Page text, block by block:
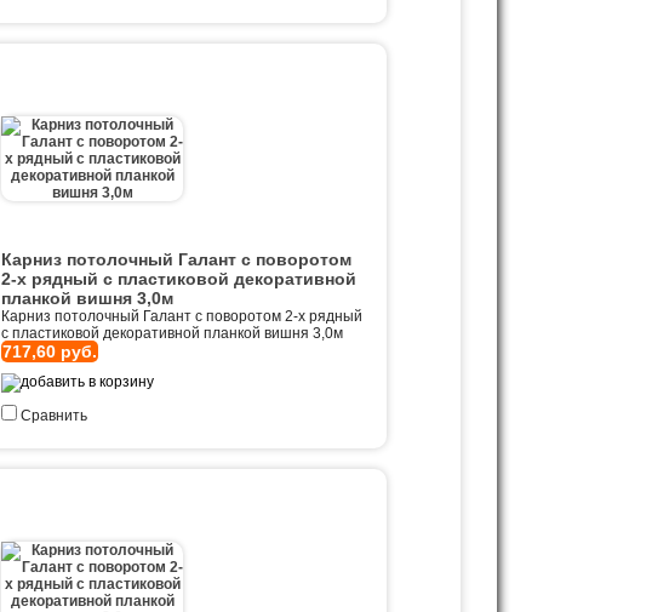
Карниз потолочный Галант с поворотом
2-х рядный с пластиковой декоративной
планкой вишня 3,0м
Карниз потолочный Галант с поворотом 2-х рядный
с пластиковой декоративной планкой вишня 3,0м
717,60 руб.
Сравнить